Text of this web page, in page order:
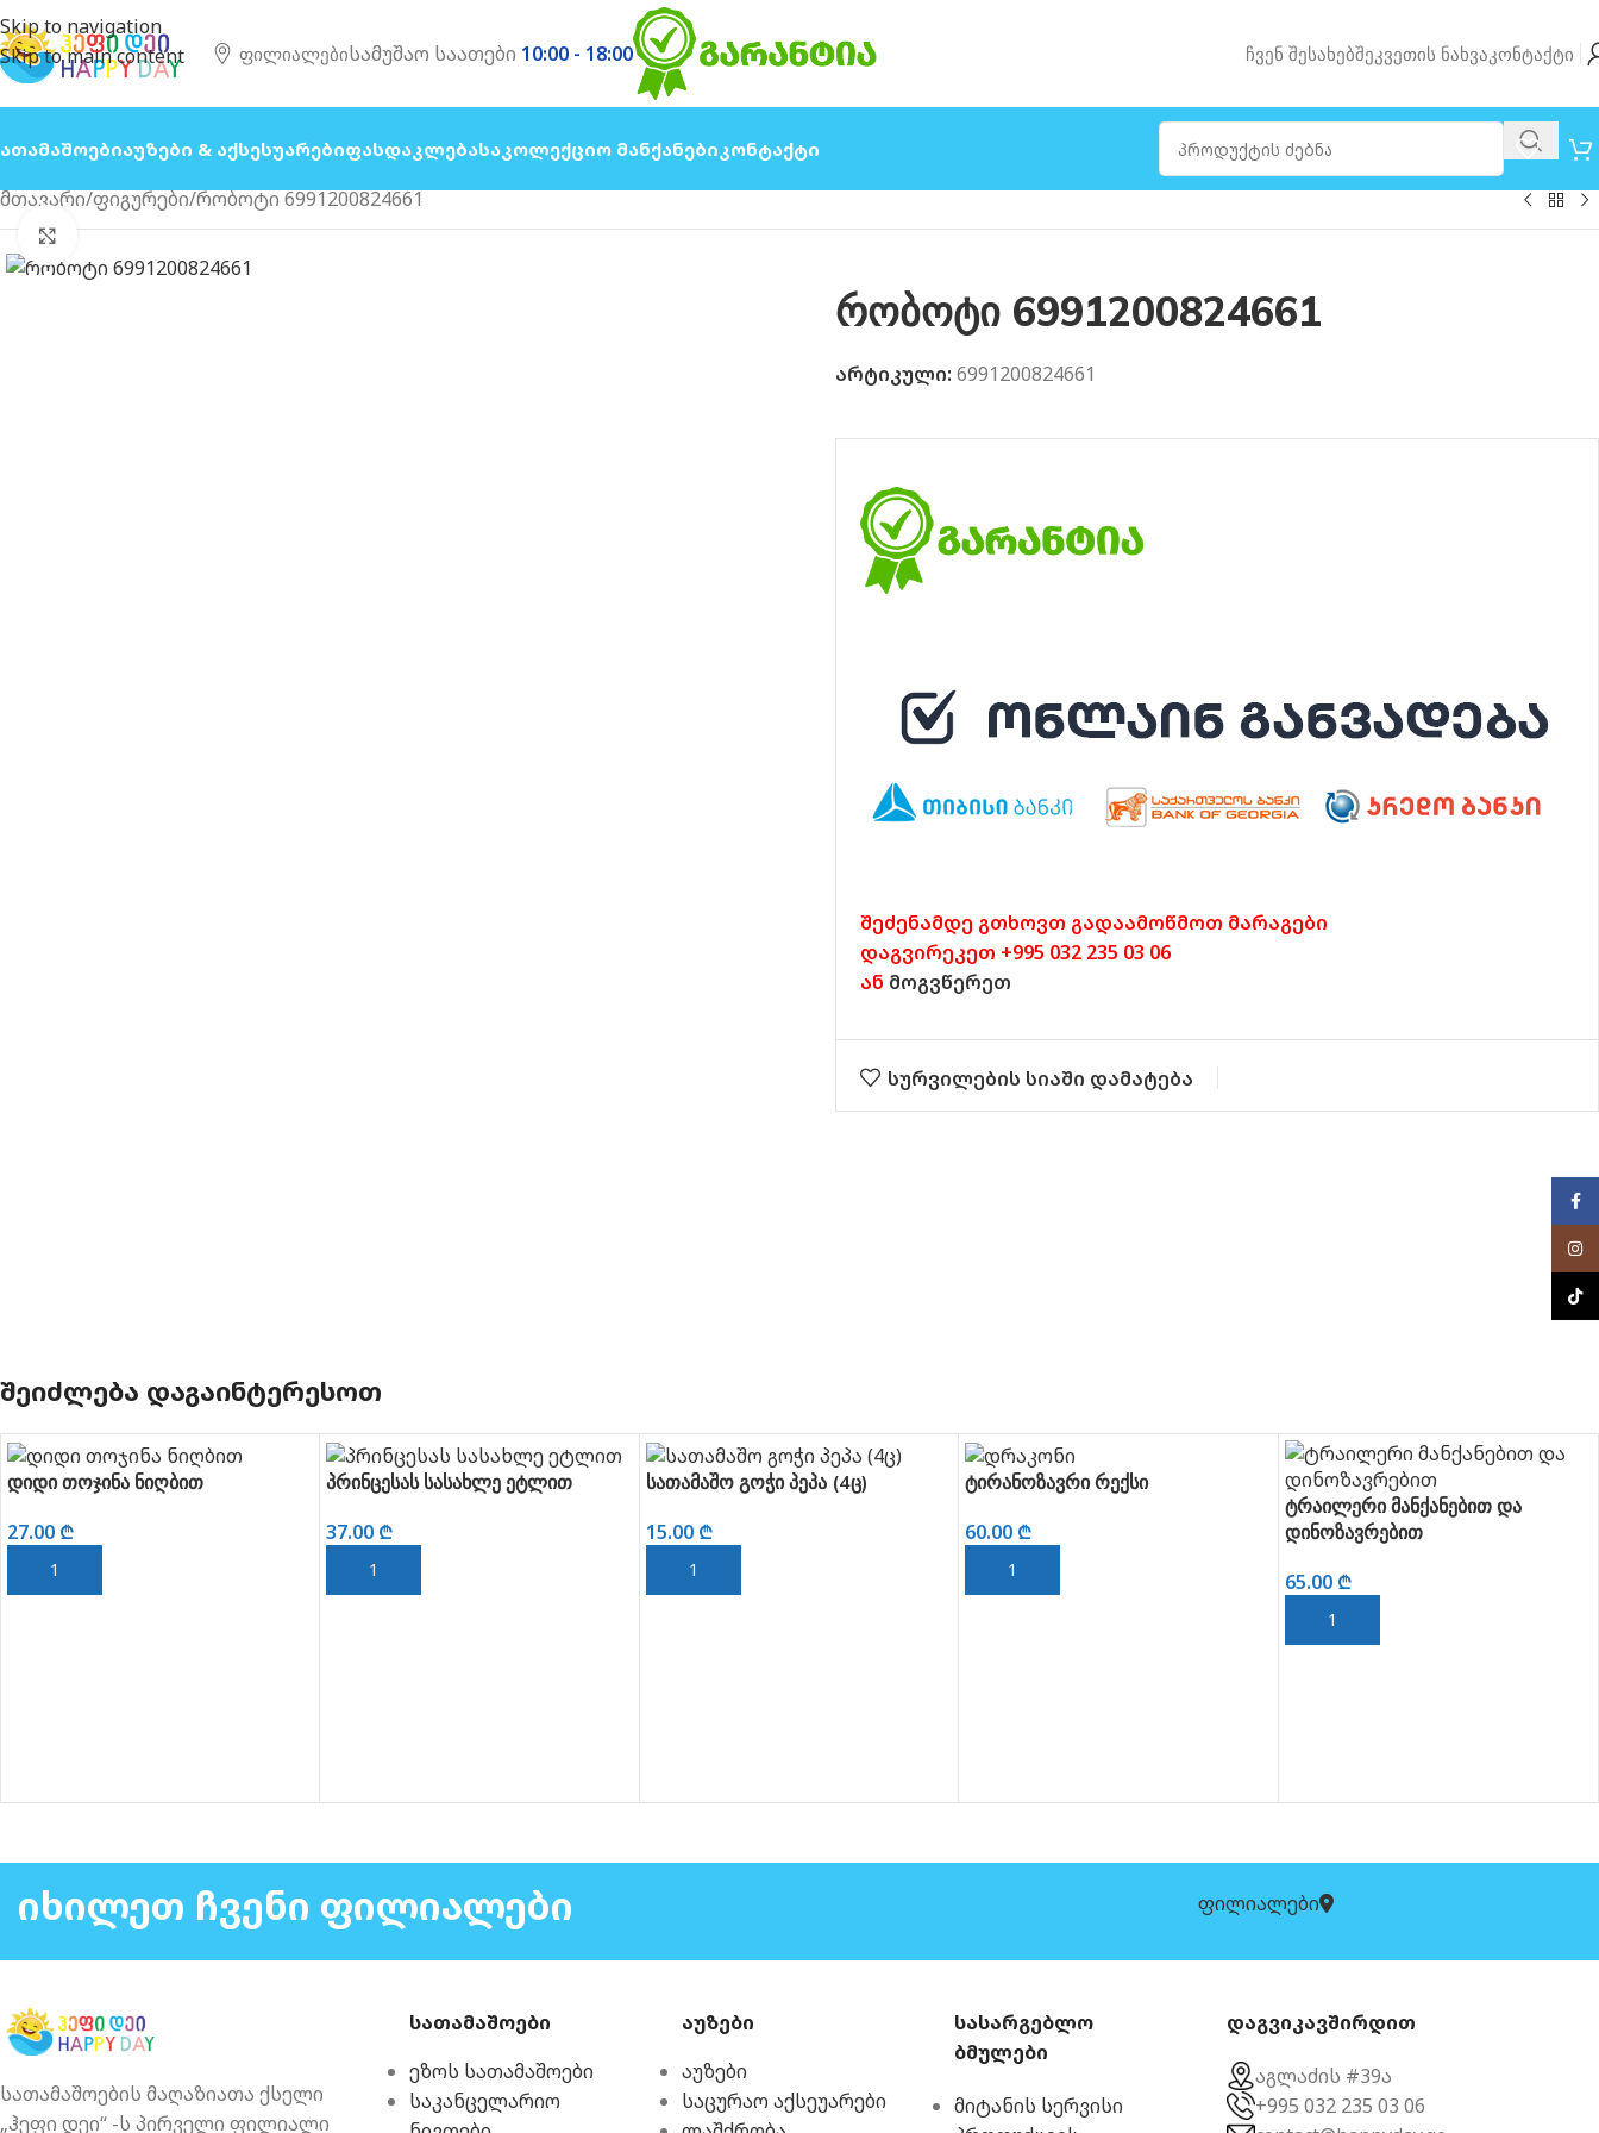
Skip to navigation
Skip to main content
Ფილიალებისამუშაო საათები 10:00 - 18:00 Ჩვენ ᲨესახებᲨეკვეთის ᲜახვაᲙონტაქტი
Აუზები & ᲐქსესუარებიᲤასდაკლებაᲡაკოლექციო Მანქანები Კონტაქტი
მთავარი ფიგურები რობოტი 6991200824661
გახსნა
რობოტი 6991200824661
არტიკული: 6991200824661
შეძენამდე გთხოვთ გადაამოწმოთ მარაგები
დაგვირეკეთ +995 032 235 03 06
ან მოგვწერეთ
სურვილების სიაში დამატება
ᲨᲔᲘᲫᲚᲔᲑᲐ ᲓᲐᲒᲐᲘᲜᲢᲔᲠᲔᲡᲝᲗ
დიდი თოჯინა ნიღბით
27.00 ₾
ᲙᲐᲚᲐᲗᲐᲨᲘ ᲓᲐᲛᲐᲢᲔᲑᲐ
პრინცესას სასახლე ეტლით
37.00 ₾
ᲙᲐᲚᲐᲗᲐᲨᲘ ᲓᲐᲛᲐᲢᲔᲑᲐ
სათამაშო გოჭი პეპა (4ც)
15.00 ₾
ᲙᲐᲚᲐᲗᲐᲨᲘ ᲓᲐᲛᲐᲢᲔᲑᲐ
ტირანოზავრი რექსი
60.00 ₾
ᲙᲐᲚᲐᲗᲐᲨᲘ ᲓᲐᲛᲐᲢᲔᲑᲐ
ტრაილერი მანქანებით და
დინოზავრებით
65.00 ₾
ᲙᲐᲚᲐᲗᲐᲨᲘ ᲓᲐᲛᲐᲢᲔᲑᲐ
ᲘᲮᲘᲚᲔᲗ ᲩᲕᲔᲜᲘ ᲤᲘᲚᲘᲐᲚᲔᲑᲘ ფილიალები
სათამაშოების მაღაზიათა ქსელი
„ჰეფი დეი“ -ს პირველი ფილიალი
სათამაშოები
ეზოს სათამაშოები
საკანცელარიო
აუზები
აუზები
საცურაო აქსეუარები
სასარგებლო
ბმულები
მიტანის სერვისი
დაგვიკავშირდით
აგლაძის #39ა
+995 032 235 03 06